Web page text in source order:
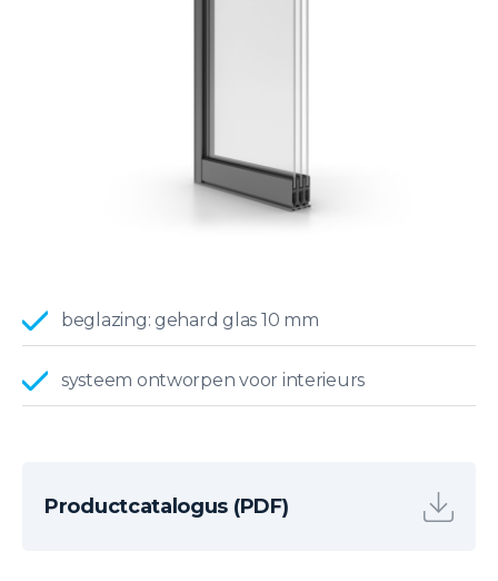
beglazing: gehard glas 10 mm
systeem ontworpen voor interieurs
Productcatalogus (PDF)